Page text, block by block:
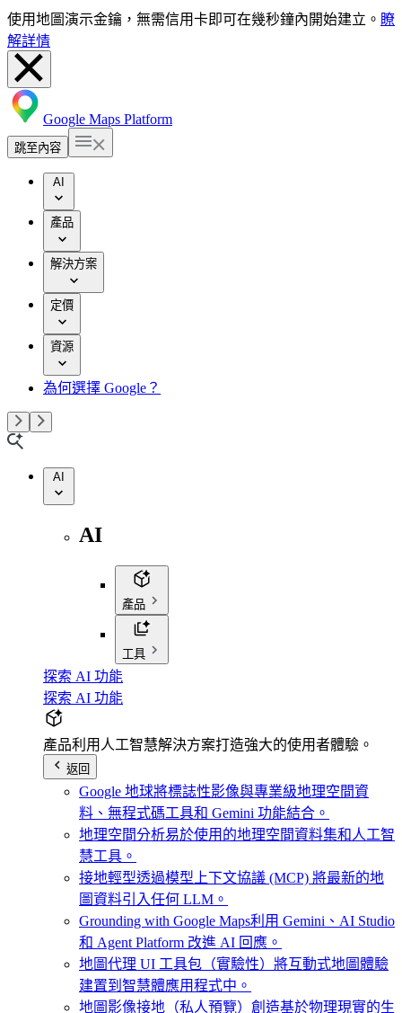
使用地圖演示金鑰，無需信用卡即可在幾秒鐘內開始建立。 瞭
解詳情
Google Maps Platform
跳至內容
AI
產品
解決方案
定價
資源
為何選擇 Google？
AI
AI
產品
工具
探索 AI 功能
探索 AI 功能
產品利用人工智慧解決方案打造強大的使用者體驗。
返回
Google 地球將標誌性影像與專業級地理空間資
料、無程式碼工具和 Gemini 功能結合。
地理空間分析易於使用的地理空間資料集和人工智
慧工具。
接地輕型透過模型上下文協議 (MCP) 將最新的地
圖資料引入任何 LLM。
Grounding with Google Maps利用 Gemini、AI Studio
和 Agent Platform 改進 AI 回應。
地圖代理 UI 工具包（實驗性） 將互動式地圖體驗
建置到智慧體應用程式中。
地圖影像接地（私人預覽） 創造基於物理現實的生